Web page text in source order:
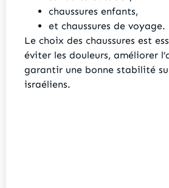
chaussures enfants,
et chaussures de voyage.
Le choix des chaussures est
éviter les douleurs, améliorer
garantir une bonne stabilité
israéliens.